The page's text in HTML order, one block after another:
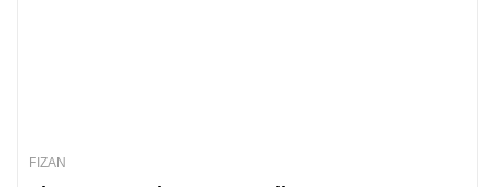
FIZAN